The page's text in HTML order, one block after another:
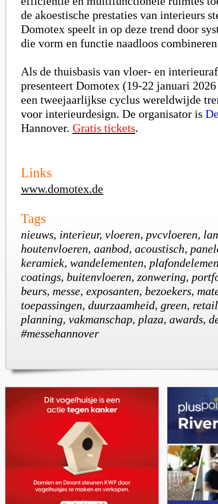
de akoestische prestaties van interieurs
Domotex speelt in op deze trend door
die vorm en functie naadloos
Als de thuisbasis van vloer- en
presenteert Domotex (19-22 januari
een tweejaarlijkse cyclus wereldwijde
voor interieurdesign. De organisator is
Hannover. Gratis tickets.
Links
www.domotex.de
Tags
nieuws, interieur, vloeren, pvcvloeren,
houtenvloeren, aanbod, acoustisch,
keramiek, wandelementen,
coatings, buitenvloeren, zonwering,
beurs, messe, exposanten, bezoekers,
toepassingen, duurzaamheid, green,
planning, vakmanschap, plaza, awards,
#messehannover